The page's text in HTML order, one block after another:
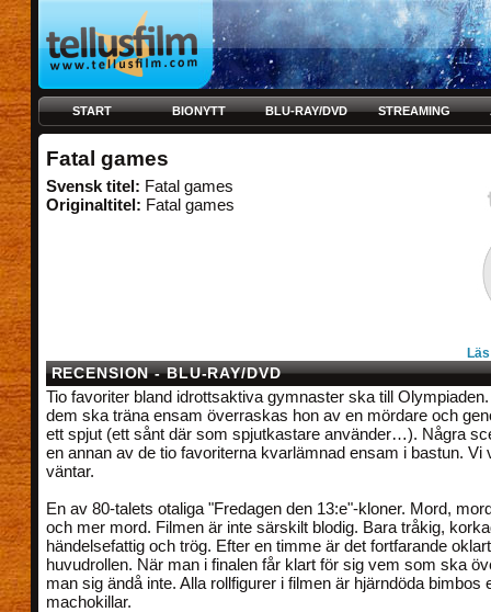
START BIONYTT BLU-RAY/DVD STREAMING
Fatal games
Svensk titel: Fatal games
Originaltitel: Fatal games
RECENSION - BLU-RAY/DVD
Tio favoriter bland idrottsaktiva gymnaster ska till
dem ska träna ensam överraskas hon av en mördare och
ett spjut (ett sånt där som spjutkastare använder…). Några
en annan av de tio favoriterna kvarlämnad ensam i bastun. Vi
väntar.
En av 80-talets otaliga "Fredagen den 13:e"-kloner. Mord,
och mer mord. Filmen är inte särskilt blodig. Bara tråkig,
händelsefattig och trög. Efter en timme är det fortfarande
huvudrollen. När man i finalen får klart för sig vem som ska
man sig ändå inte. Alla rollfigurer i filmen är hjärndöda bimbos
machokillar.